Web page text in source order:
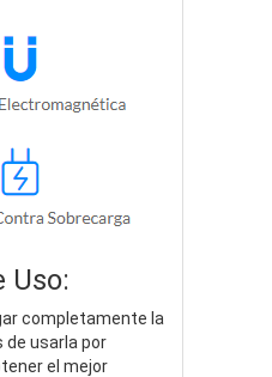
Uso:
completamente la
de usarla por
el mejor